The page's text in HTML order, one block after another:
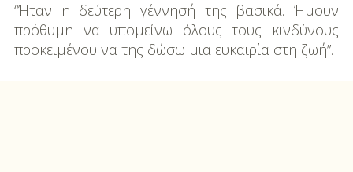
“Ήταν η δεύτερη γέννησή της βασικά. Ήμουν
πρόθυμη να υπομείνω όλους τους κινδύνους
προκειμένου να της δώσω μια ευκαιρία στη ζωή”.